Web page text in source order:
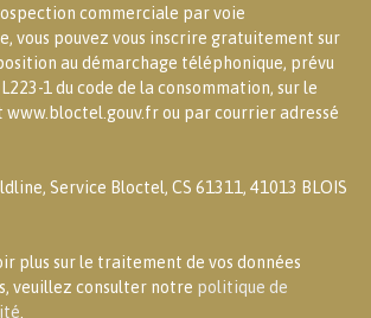
commerciale par voie
vous pouvez vous inscrire gratuitement sur
au démarchage téléphonique, prévu
1 du code de la consommation, sur le
ou par courrier adressé
Service Bloctel, CS 61311, 41013 BLOIS
plus sur le traitement de vos données
veuillez consulter notre politique de